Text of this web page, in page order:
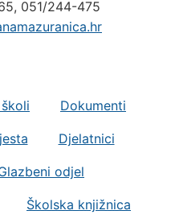
Dokumenti
Djelatnici
odjel
Školska knjižnica